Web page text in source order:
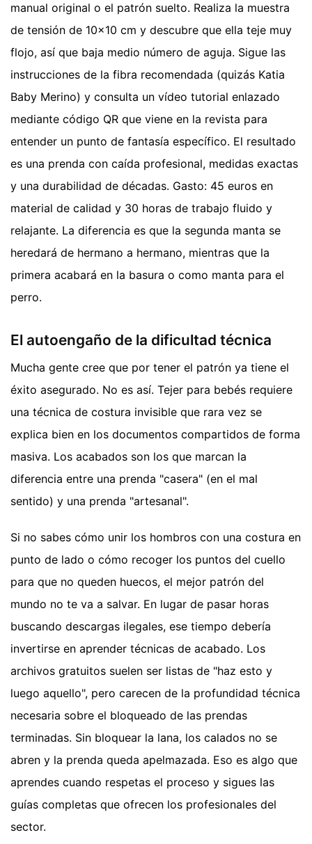
manual original o el patrón suelto. Realiza la muestra
de tensión de 10x10 cm y descubre que ella teje muy
flojo, así que baja medio número de aguja. Sigue las
instrucciones de la fibra recomendada (quizás Katia
Baby Merino) y consulta un vídeo tutorial enlazado
mediante código QR que viene en la revista para
entender un punto de fantasía específico. El resultado
es una prenda con caída profesional, medidas exactas
y una durabilidad de décadas. Gasto: 45 euros en
material de calidad y 30 horas de trabajo fluido y
relajante. La diferencia es que la segunda manta se
heredará de hermano a hermano, mientras que la
primera acabará en la basura o como manta para el
perro.
El autoengaño de la dificultad técnica
Mucha gente cree que por tener el patrón ya tiene el
éxito asegurado. No es así. Tejer para bebés requiere
una técnica de costura invisible que rara vez se
explica bien en los documentos compartidos de forma
masiva. Los acabados son los que marcan la
diferencia entre una prenda "casera" (en el mal
sentido) y una prenda "artesanal".
Si no sabes cómo unir los hombros con una costura en
punto de lado o cómo recoger los puntos del cuello
para que no queden huecos, el mejor patrón del
mundo no te va a salvar. En lugar de pasar horas
buscando descargas ilegales, ese tiempo debería
invertirse en aprender técnicas de acabado. Los
archivos gratuitos suelen ser listas de "haz esto y
luego aquello", pero carecen de la profundidad técnica
necesaria sobre el bloqueado de las prendas
terminadas. Sin bloquear la lana, los calados no se
abren y la prenda queda apelmazada. Eso es algo que
aprendes cuando respetas el proceso y sigues las
guías completas que ofrecen los profesionales del
sector.